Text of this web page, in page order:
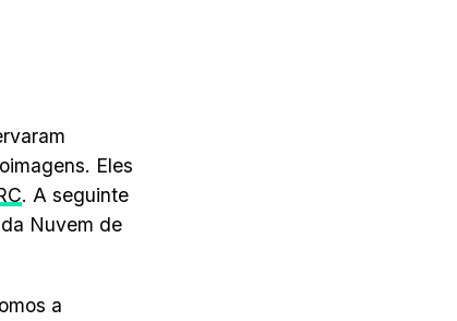
Eles
. A seguinte
Nuvem de
a